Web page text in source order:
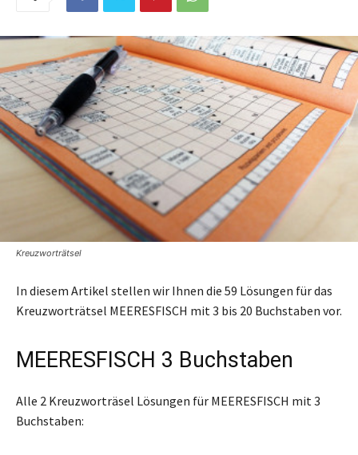
Kreuzworträtsel
In diesem Artikel stellen wir Ihnen die 59 Lösungen für das
Kreuzworträtsel MEERESFISCH mit 3 bis 20 Buchstaben vor.
MEERESFISCH 3 Buchstaben
Alle 2 Kreuzworträsel Lösungen für MEERESFISCH mit 3
Buchstaben: